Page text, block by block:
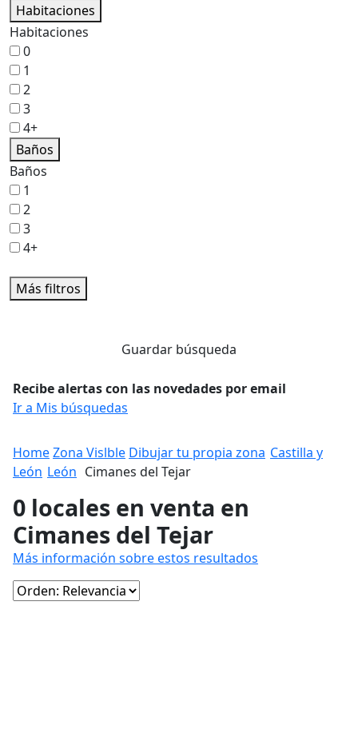
Habitaciones
Habitaciones
0
1
2
3
4+
Baños
Baños
1
2
3
4+
Más filtros
Guardar búsqueda
Recibe alertas con las novedades por email
Ir a Mis búsquedas
HomeZona Vislble Dibujar tu propia zona Castilla y
León León Cimanes del Tejar
0 locales en venta en
Cimanes del Tejar
Más información sobre estos resultados